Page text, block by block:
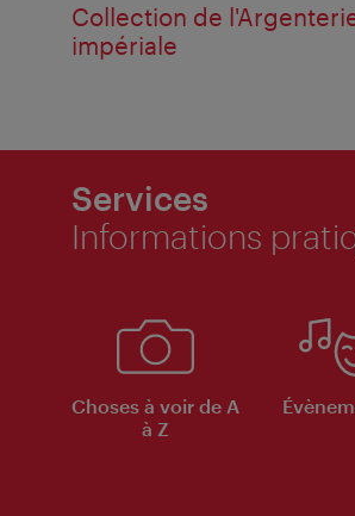
Collection de
impériale
Services
Informations
Choses à voir de A
à Z